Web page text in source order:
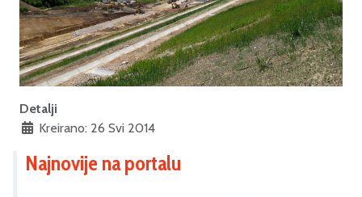
Detalji
Kreirano: 26 Svi 2014
Najnovije na portalu